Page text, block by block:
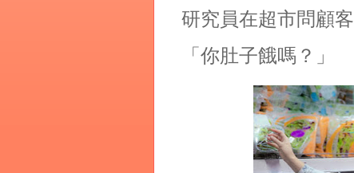
研究員在超市問顧客
「你肚子餓嗎？」